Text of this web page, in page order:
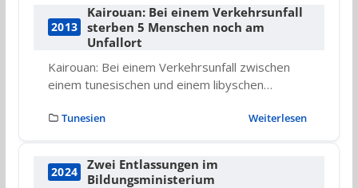
2013
Kairouan: Bei einem Verkehrsunfall
sterben 5 Menschen noch am
Unfallort
Kairouan: Bei einem Verkehrsunfall zwischen
einem tunesischen und einem libyschen…
Tunesien Weiterlesen
2024
Zwei Entlassungen im
Bildungsministerium